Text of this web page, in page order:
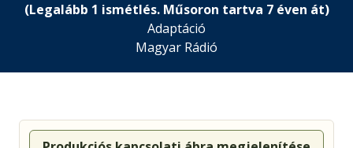
(Legalább 1 ismétlés. Műsoron tartva 7 éven át)
Adaptáció
Magyar Rádió